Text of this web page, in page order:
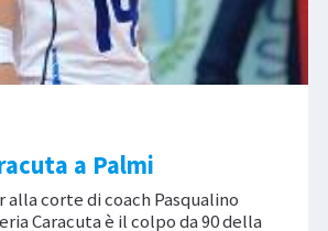
a Palmi
alla corte di coach Pasqualino
Caracuta è il colpo da 90 della